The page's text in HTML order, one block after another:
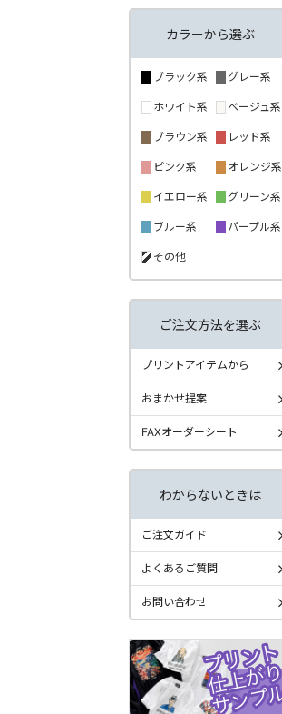
カラーから選ぶ
ブラック系 グレー系
ホワイト系 ベージュ系
ブラウン系 レッド系
ピンク系 オレンジ系
イエロー系 グリーン系
ブルー系 パープル系
その他
ご注文方法を選ぶ
プリントアイテムから
おまかせ提案
FAXオーダーシート
わからないときは
ご注文ガイド
よくあるご質問
お問い合わせ